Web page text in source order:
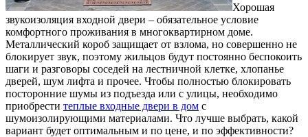
Хорошая
звукоизоляция входной двери – обязательное условие
комфортного проживания в многоквартирном доме.
Металлический короб защищает от взлома, но совершенно не
блокирует звук, поэтому жильцов будут постоянно беспокоить
шаги и разговоры соседей на лестничной клетке, хлопанье
дверей, шум лифта и прочее. Чтобы полностью блокировать
посторонние шумы из подъезда или с улицы, необходимо
приобрести теплые входные двери в дом с
шумоизолирующими материалами. Что лучше выбрать, какой
вариант будет оптимальным и по цене, и по эффективности?